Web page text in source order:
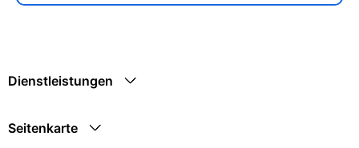
Dienstleistungen
Seitenkarte